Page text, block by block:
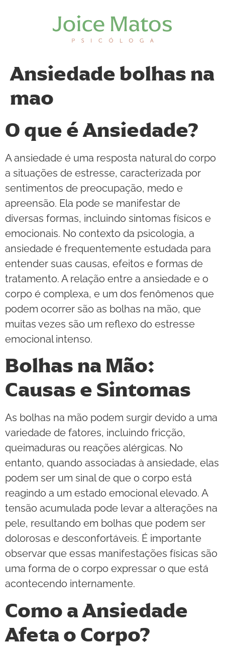
Ansiedade bolhas na
mao
O que é Ansiedade?
A ansiedade é uma resposta natural do corpo
a situações de estresse, caracterizada por
sentimentos de preocupação, medo e
apreensão. Ela pode se manifestar de
diversas formas, incluindo sintomas físicos e
emocionais. No contexto da psicologia, a
ansiedade é frequentemente estudada para
entender suas causas, efeitos e formas de
tratamento. A relação entre a ansiedade e o
corpo é complexa, e um dos fenômenos que
podem ocorrer são as bolhas na mão, que
muitas vezes são um reflexo do estresse
emocional intenso.
Bolhas na Mão:
Causas e Sintomas
As bolhas na mão podem surgir devido a uma
variedade de fatores, incluindo fricção,
queimaduras ou reações alérgicas. No
entanto, quando associadas à ansiedade, elas
podem ser um sinal de que o corpo está
reagindo a um estado emocional elevado. A
tensão acumulada pode levar a alterações na
pele, resultando em bolhas que podem ser
dolorosas e desconfortáveis. É importante
observar que essas manifestações físicas são
uma forma de o corpo expressar o que está
acontecendo internamente.
Como a Ansiedade
Afeta o Corpo?